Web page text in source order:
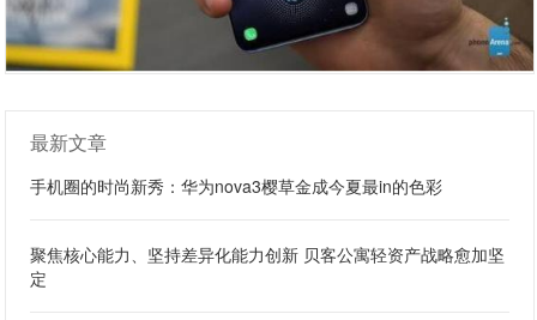
最新文章
手机圈的时尚新秀：华为nova3樱草金成今夏最in的色彩
聚焦核心能力、坚持差异化能力创新 贝客公寓轻资产战略愈加坚
定